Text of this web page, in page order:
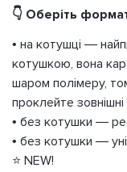
👇 Оберіть
• на котушці —
котушкою, вона
шаром полімеру,
проклейте
• без котушки —
• без котушки —
⭐ NEW!